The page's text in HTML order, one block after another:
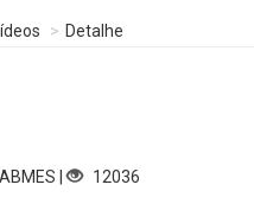
Detalhe
| 12036